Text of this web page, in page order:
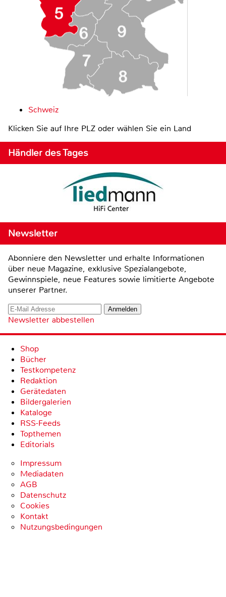
Schweiz
Klicken Sie auf Ihre PLZ oder wählen Sie ein Land
Händler des Tages
Newsletter
Abonniere den Newsletter und erhalte Informationen
über neue Magazine, exklusive Spezialangebote,
Gewinnspiele, neue Features sowie limitierte Angebote
unserer Partner.
Newsletter abbestellen
Shop
Bücher
Testkompetenz
Redaktion
Gerätedaten
Bildergalerien
Kataloge
RSS-Feeds
Topthemen
Editorials
Impressum
Mediadaten
AGB
Datenschutz
Cookies
Kontakt
Nutzungsbedingungen